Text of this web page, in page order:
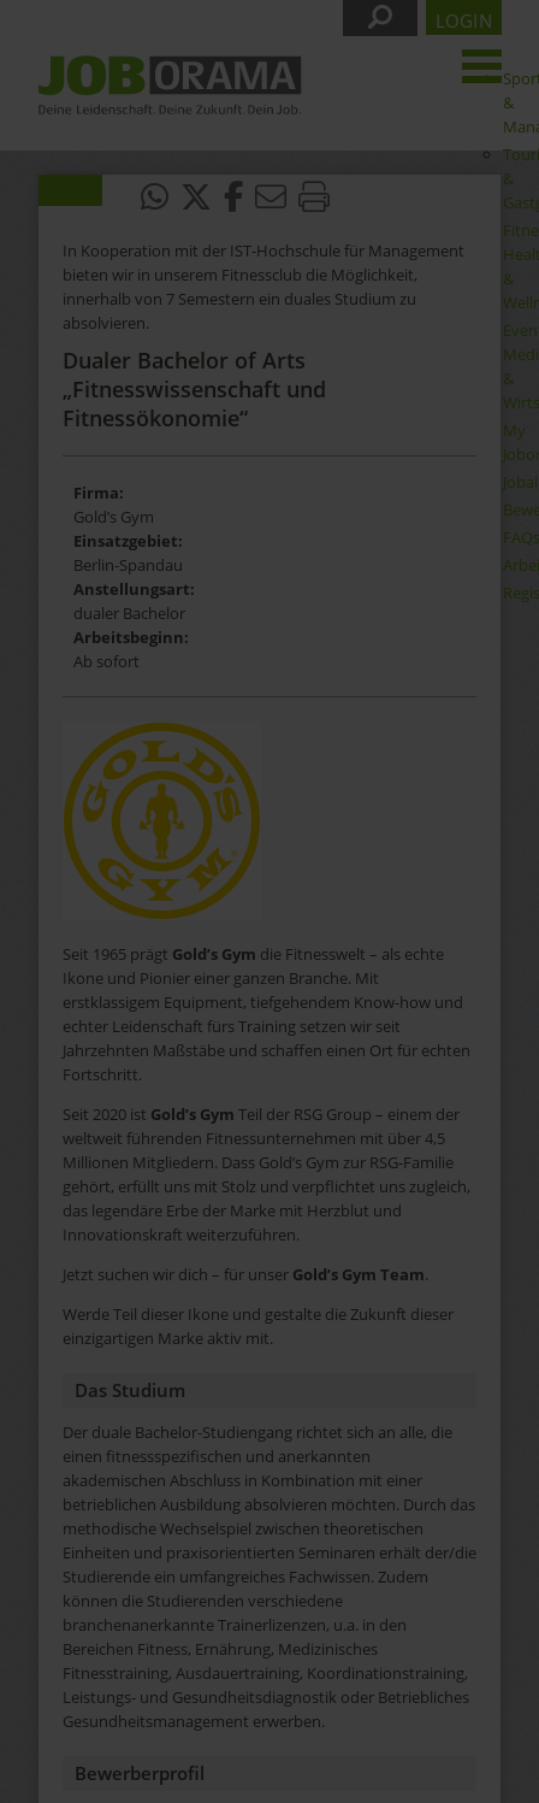
&
&
&
&
My
FAQs
LOGIN
In Kooperation mit der IST-Hochschule für Management
bieten wir in unserem Fitnessclub die Möglichkeit,
innerhalb von 7 Semestern ein duales Studium zu
absolvieren.
Dualer Bachelor of Arts
„Fitnesswissenschaft und
Fitnessökonomie“
Firma:
Gold’s Gym
Einsatzgebiet:
Berlin-Spandau
Anstellungsart:
dualer Bachelor
Arbeitsbeginn:
Ab sofort
Seit 1965 prägt Gold’s Gym die Fitnesswelt – als echte
Ikone und Pionier einer ganzen Branche. Mit
erstklassigem Equipment, tiefgehendem Know-how und
echter Leidenschaft fürs Training setzen wir seit
Jahrzehnten Maßstäbe und schaffen einen Ort für echten
Fortschritt.
Seit 2020 ist Gold’s Gym Teil der RSG Group – einem der
weltweit führenden Fitnessunternehmen mit über 4,5
Millionen Mitgliedern. Dass Gold’s Gym zur RSG-Familie
gehört, erfüllt uns mit Stolz und verpflichtet uns zugleich,
das legendäre Erbe der Marke mit Herzblut und
Innovationskraft weiterzuführen.
Jetzt suchen wir dich – für unser Gold’s Gym Team.
Werde Teil dieser Ikone und gestalte die Zukunft dieser
einzigartigen Marke aktiv mit.
Das Studium
Der duale Bachelor-Studiengang richtet sich an alle, die
einen fitnessspezifischen und anerkannten
akademischen Abschluss in Kombination mit einer
betrieblichen Ausbildung absolvieren möchten. Durch das
methodische Wechselspiel zwischen theoretischen
Einheiten und praxisorientierten Seminaren erhält der/die
Studierende ein umfangreiches Fachwissen. Zudem
können die Studierenden verschiedene
branchenanerkannte Trainerlizenzen, u.a. in den
Bereichen Fitness, Ernährung, Medizinisches
Fitnesstraining, Ausdauertraining, Koordinationstraining,
Leistungs- und Gesundheitsdiagnostik oder Betriebliches
Gesundheitsmanagement erwerben.
Bewerberprofil